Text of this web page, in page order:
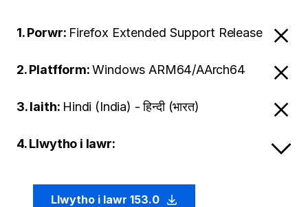
1. Porwr: Firefox Extended Support Release
2. Platfform:Windows ARM64/AArch64
3. Iaith: Hindi (India) - हिन्दी (भारत)
4. Llwytho i lawr:
Llwytho i lawr 153.0